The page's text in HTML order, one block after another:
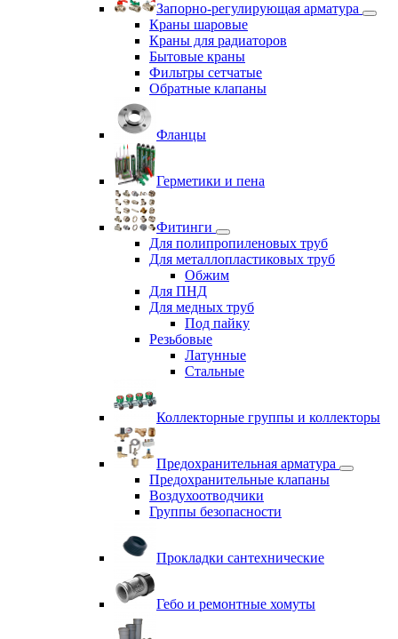
Запорно-регулирующая арматура
Краны шаровые
Краны для радиаторов
Бытовые краны
Фильтры сетчатые
Обратные клапаны
Фланцы
Герметики и пена
Фитинги
Для полипропиленовых труб
Для металлопластиковых труб
Обжим
Для ПНД
Для медных труб
Под пайку
Резьбовые
Латунные
Cтальные
Коллекторные группы и коллекторы
Предохранительная арматура
Предохранительные клапаны
Воздухоотводчики
Группы безопасности
Прокладки сантехнические
Гебо и ремонтные хомуты